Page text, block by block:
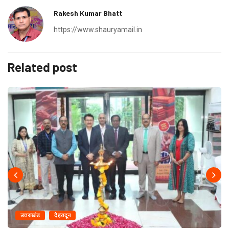
Rakesh Kumar Bhatt
https://www.shauryamail.in
Related post
उत्तराखंड देहरादून